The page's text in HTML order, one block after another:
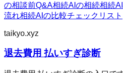
の相談前Q&A相続AIの相続相続
流れ相続AIの比較チェックリスト
taikyo.xyz
退去費用 払いすぎ診断